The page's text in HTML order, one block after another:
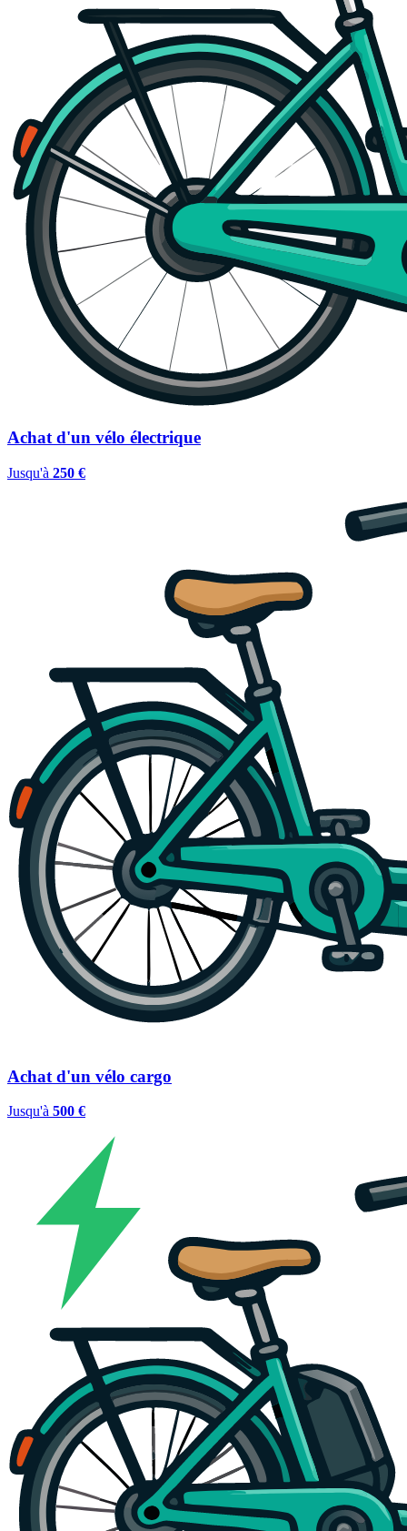
Achat d'un vélo électrique
Jusqu'à 250 €
Achat d'un vélo cargo
Jusqu'à 500 €